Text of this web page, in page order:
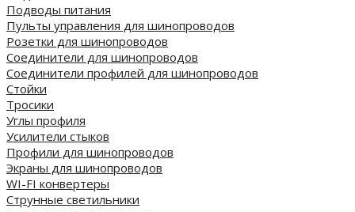
Подводы питания
Пульты управления для шинопроводов
Розетки для шинопроводов
Соединители для шинопроводов
Соединители профилей для шинопроводов
Стойки
Тросики
Углы профиля
Усилители стыков
Профили для шинопроводов
Экраны для шинопроводов
WI-FI конвертеры
Струнные светильники